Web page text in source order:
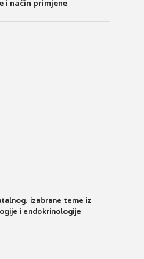
i način primjene
izabrane teme iz
i endokrinologije